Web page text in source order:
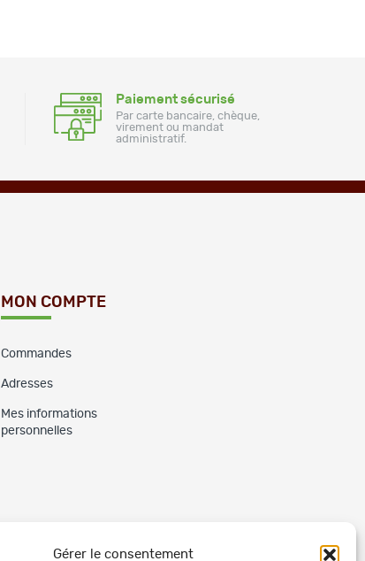
Gérer le consentement
Paiement sécurisé
Par carte bancaire, chèque,
virement ou mandat
administratif.
MON COMPTE
Commandes
Adresses
Mes informations
personnelles